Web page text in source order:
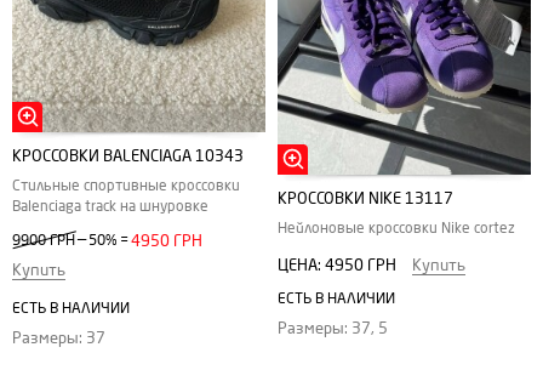
КРОССОВКИ BALENCIAGA 10343
Стильные спортивные кроссовки
Balenciaga track на шнуровке
9900 ГРН — 50% =4950 ГРН
Купить
ЕСТЬ В НАЛИЧИИ
Размеры: 37
КРОССОВКИ NIKE 13117
Нейлоновые кроссовки Nike cortez
ЦЕНА: 4950 ГРН Купить
ЕСТЬ В НАЛИЧИИ
Размеры: 37, 5